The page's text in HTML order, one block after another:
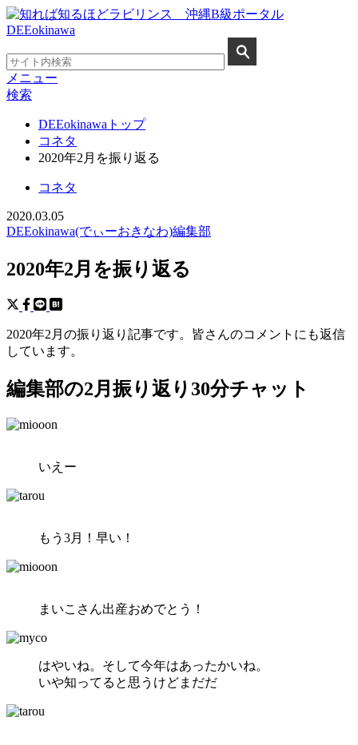
メニュー
検索
DEEokinawaトップ
コネタ
2020年2月を振り返る
コネタ
2020.03.05
DEEokinawa(でぃーおきなわ)編集部
2020年2月を振り返る
2020年2月の振り返り記事です。皆さんのコメントにも返信
しています。
編集部の2月振り返り30分チャット
いえー
もう3月！早い！
まいこさん出産おめでとう！
はやいね。そして今年はあったかいね。
いや知ってると思うけどまだだ